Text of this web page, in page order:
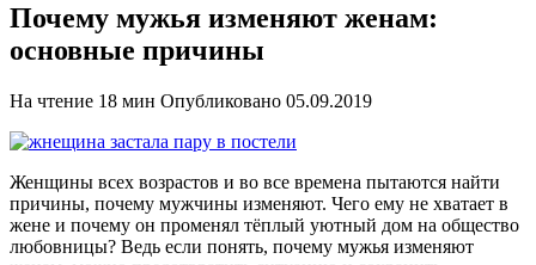
Почему мужья изменяют женам:
основные причины
На чтение 18 мин Опубликовано 05.09.2019
Женщины всех возрастов и во все времена пытаются найти
причины, почему мужчины изменяют. Чего ему не хватает в
жене и почему он променял тёплый уютный дом на общество
любовницы? Ведь если понять, почему мужья изменяют